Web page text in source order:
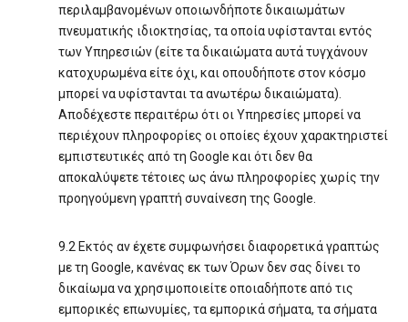
περιλαμβανομένων οποιωνδήποτε δικαιωμάτων
πνευματικής ιδιοκτησίας, τα οποία υφίστανται εντός
των Υπηρεσιών (είτε τα δικαιώματα αυτά τυγχάνουν
κατοχυρωμένα είτε όχι, και οπουδήποτε στον κόσμο
μπορεί να υφίστανται τα ανωτέρω δικαιώματα).
Αποδέχεστε περαιτέρω ότι οι Υπηρεσίες μπορεί να
περιέχουν πληροφορίες οι οποίες έχουν χαρακτηριστεί
εμπιστευτικές από τη Google και ότι δεν θα
αποκαλύψετε τέτοιες ως άνω πληροφορίες χωρίς την
προηγούμενη γραπτή συναίνεση της Google.
9.2 Εκτός αν έχετε συμφωνήσει διαφορετικά γραπτώς
με τη Google, κανένας εκ των Όρων δεν σας δίνει το
δικαίωμα να χρησιμοποιείτε οποιαδήποτε από τις
εμπορικές επωνυμίες, τα εμπορικά σήματα, τα σήματα